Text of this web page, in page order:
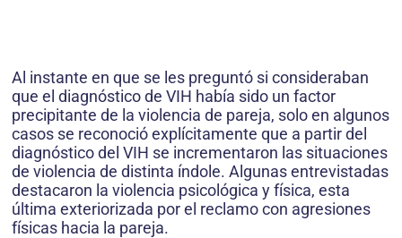
Al instante en que se les preguntó si consideraban
que el diagnóstico de VIH había sido un factor
precipitante de la violencia de pareja, solo en algunos
casos se reconoció explícitamente que a partir del
diagnóstico del VIH se incrementaron las situaciones
de violencia de distinta índole. Algunas entrevistadas
destacaron la violencia psicológica y física, esta
última exteriorizada por el reclamo con agresiones
físicas hacia la pareja.